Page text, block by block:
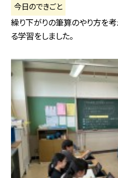
今日のできごと
繰り下がりの筆算のやり方を
る学習をしました。